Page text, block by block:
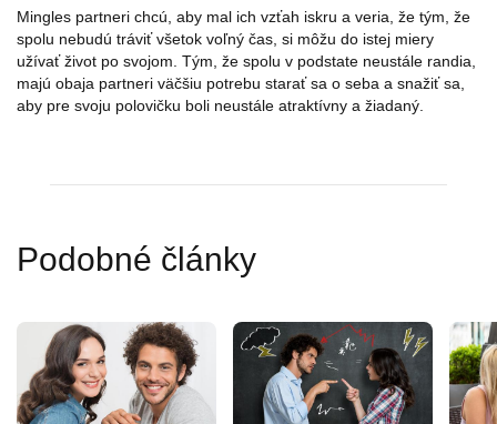
Mingles partneri chcú, aby mal ich vzťah iskru a veria, že tým, že
spolu nebudú tráviť všetok voľný čas, si môžu do istej miery
užívať život po svojom. Tým, že spolu v podstate neustále randia,
majú obaja partneri väčšiu potrebu starať sa o seba a snažiť sa,
aby pre svoju polovičku boli neustále atraktívny a žiadaný.
Podobné články